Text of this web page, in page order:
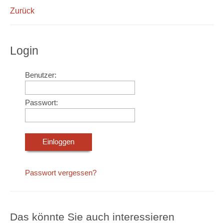
Zurück
Login
Benutzer:
Passwort:
Passwort vergessen?
Das könnte Sie auch interessieren